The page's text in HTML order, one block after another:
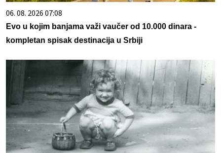
06. 08. 2026 07:08
Evo u kojim banjama važi vaučer od 10.000 dinara -
kompletan spisak destinacija u Srbiji